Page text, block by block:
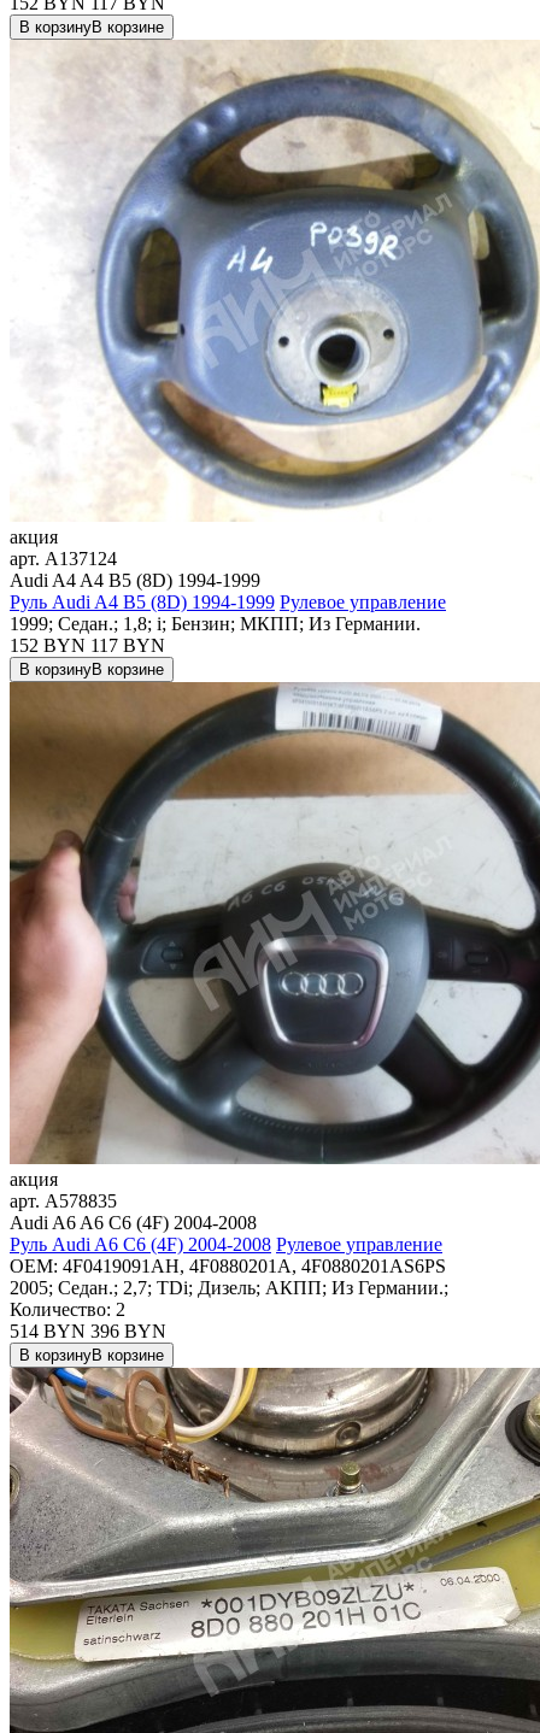
В корзинуВ корзине
акция
арт. A137124
Audi A4 A4 B5 (8D) 1994-1999
Руль Audi A4 B5 (8D) 1994-1999 Рулевое управление
1999; Седан.; 1,8; i; Бензин; МКПП; Из Германии.
152 BYN 117 BYN
В корзинуВ корзине
акция
арт. A578835
Audi A6 A6 C6 (4F) 2004-2008
Руль Audi A6 C6 (4F) 2004-2008 Рулевое управление
OEM: 4F0419091AH, 4F0880201A, 4F0880201AS6PS
2005; Седан.; 2,7; TDi; Дизель; АКПП; Из Германии.;
Количество: 2
514 BYN 396 BYN
В корзинуВ корзине